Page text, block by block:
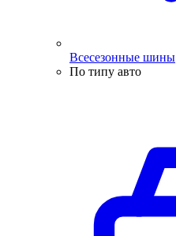
Всесезонные шины
По типу авто